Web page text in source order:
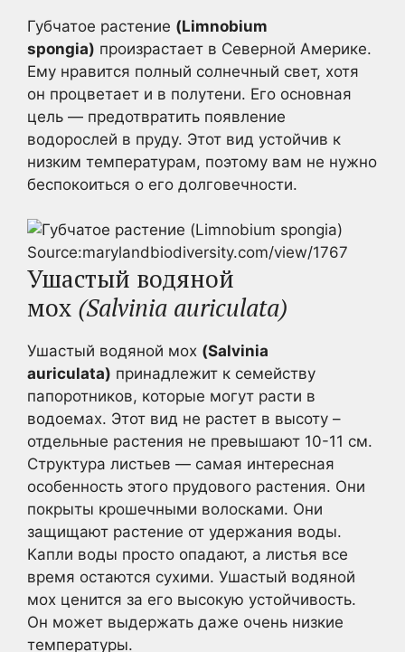
Губчатое растение (Limnobium
spongia) произрастает в Северной Америке.
Ему нравится полный солнечный свет, хотя
он процветает и в полутени. Его основная
цель — предотвратить появление
водорослей в пруду. Этот вид устойчив к
низким температурам, поэтому вам не нужно
беспокоиться о его долговечности.
Source:marylandbiodiversity.com/view/1767
Ушастый водяной
мох (Salvinia auriculata)
Ушастый водяной мох (Salvinia
auriculata) принадлежит к семейству
папоротников, которые могут расти в
водоемах. Этот вид не растет в высоту –
отдельные растения не превышают 10-11 см.
Структура листьев — самая интересная
особенность этого прудового растения. Они
покрыты крошечными волосками. Они
защищают растение от удержания воды.
Капли воды просто опадают, а листья все
время остаются сухими. Ушастый водяной
мох ценится за его высокую устойчивость.
Он может выдержать даже очень низкие
температуры.